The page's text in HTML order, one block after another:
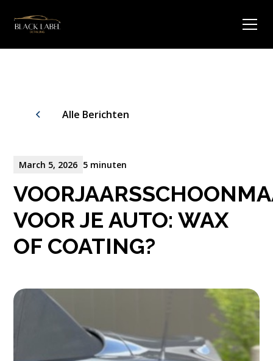
Alle Berichten
March 5, 2026 5 minuten
VOOR JE AUTO: WAX
OF COATING?